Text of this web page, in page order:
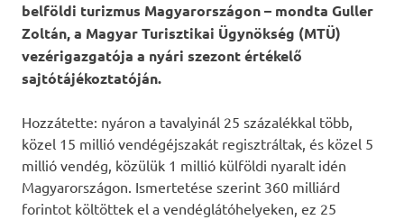
belföldi turizmus Magyarországon – mondta Guller
Zoltán, a Magyar Turisztikai Ügynökség (MTÜ)
vezérigazgatója a nyári szezont értékelő
sajtótájékoztatóján.
Hozzátette: nyáron a tavalyinál 25 százalékkal több,
közel 15 millió vendégéjszakát regisztráltak, és közel 5
millió vendég, közülük 1 millió külföldi nyaralt idén
Magyarországon. Ismertetése szerint 360 milliárd
forintot költöttek el a vendéglátóhelyeken, ez 25